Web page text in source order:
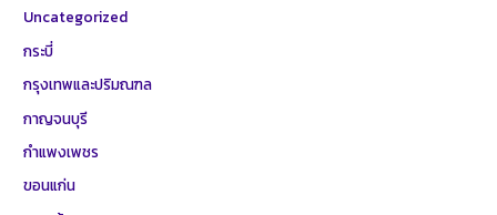
Uncategorized
กระบี่
กรุงเทพและปริมณฑล
กาญจนบุรี
กำแพงเพชร
ขอนแก่น